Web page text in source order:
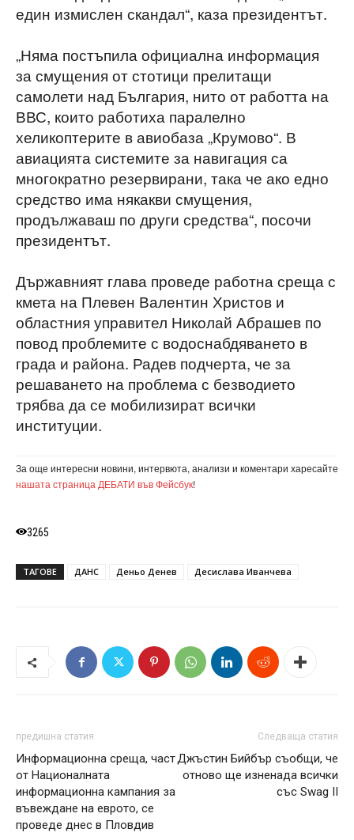
един измислен скандал“, каза президентът.
„Няма постъпила официална информация
за смущения от стотици прелитащи
самолети над България, нито от работта на
ВВС, които работиха паралелно
хеликоптерите в авиобаза „Крумово“. В
авиацията системите за навигация са
многократно резервирани, така че ако едно
средство има някакви смущения,
продължаваш по други средства“, посочи
президентът.
Държавният глава проведе работна среща с
кмета на Плевен Валентин Христов и
областния управител Николай Абрашев по
повод проблемите с водоснабдяването в
града и района. Радев подчерта, че за
решаването на проблема с безводието
трябва да се мобилизират всички
институции.
За още интересни новини, интервюта, анализи и коментари харесайте
нашата страница ДЕБАТИ във Фейсбук!
3265
ТАГОВЕ ДАНС Деньо Денев Десислава Иванчева
предишна статия
Информационна среща, част
от Националната
информационна кампания за
въвеждане на еврото, се
проведе днес в Пловдив
Следваща статия
Джъстин Бийбър съобщи, че
отново ще изненада всички
със Swag II